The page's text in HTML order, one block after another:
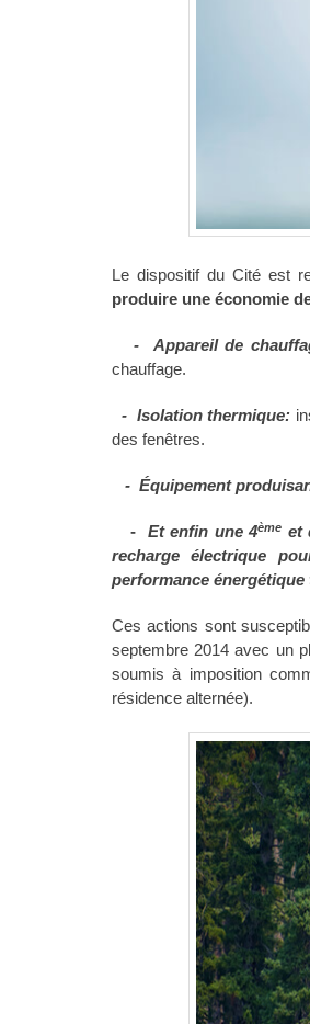
Le dispositif du Cité est
produire une économie
- Appareil de
chauffage.
- Isolation thermique:
des fenêtres.
- Équipement
- Et enfin une 4ème et
recharge électrique
performance énergétique
Ces actions sont
septembre 2014 avec un
soumis à imposition
résidence alternée).